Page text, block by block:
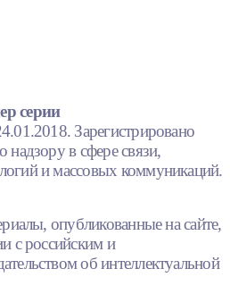
серии
Зарегистрировано
в сфере связи,
и массовых коммуникаций.
опубликованные на сайте,
с российским и
об интеллектуальной